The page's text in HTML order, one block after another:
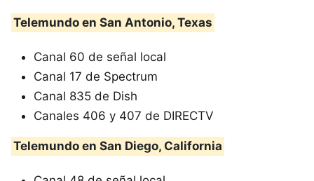
Telemundo en San Antonio, Texas
Canal 60 de señal local
Canal 17 de Spectrum
Canal 835 de Dish
Canales 406 y 407 de DIRECTV
Telemundo en San Diego, California